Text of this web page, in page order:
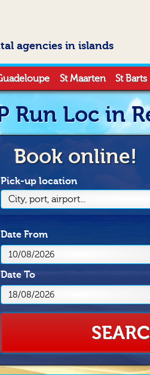
agencies in islands
St Maarten St Barts
Run Loc in
Book online!
Pick-up location
City, port, airport...
DateFrom
DateTo